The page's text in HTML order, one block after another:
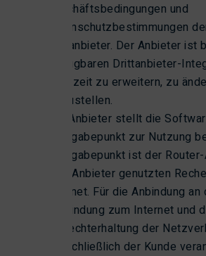
Geschäftsbedingungen und
Datenschutzbestimmungen
Drittanbieter. Der Anbieter ist
verfügbaren Drittanbieter-
jederzeit zu erweitern, zu
einzustellen.
Der Anbieter stellt die
Übergabepunkt zur Nutzung
Übergabepunkt ist der
vom Anbieter genutzten
Internet. Für die Anbindung
Verbindung zum Internet und
Aufrechterhaltung der
ausschließlich der Kunde